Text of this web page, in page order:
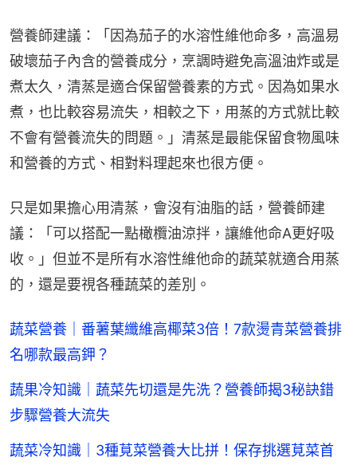
營養師建議：「因為茄子的水溶性維他命多，高溫易
破壞茄子內含的營養成分，烹調時避免高溫油炸或是
煮太久，清蒸是適合保留營養素的方式。因為如果水
煮，也比較容易流失，相較之下，用蒸的方式就比較
不會有營養流失的問題。」清蒸是最能保留食物風味
和營養的方式、相對料理起來也很方便。
只是如果擔心用清蒸，會沒有油脂的話，營養師建
議：「可以搭配一點橄欖油涼拌，讓維他命A更好吸
收。」但並不是所有水溶性維他命的蔬菜就適合用蒸
的，還是要視各種蔬菜的差別。
蔬菜營養｜番薯葉纖維高椰菜3倍！7款燙青菜營養排
名哪款最高鉀？
蔬果冷知識｜蔬菜先切還是先洗？營養師揭3秘訣錯
步驟營養大流失
蔬菜冷知識｜3種莧菜營養大比拼！保存挑選莧菜首